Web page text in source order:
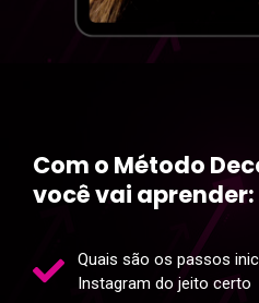
Com o Método
você vai aprender:
Quais são os passos
Instagram do jeito certo